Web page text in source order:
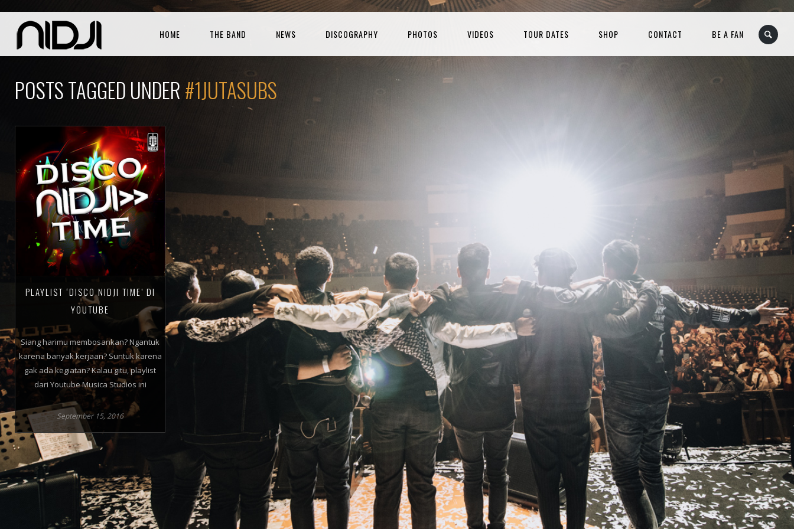
HOME THE BAND NEWS DISCOGRAPHY PHOTOS VIDEOS TOUR DATES SHOP CONTACT BE A FAN
POSTS TAGGED UNDER#1JUTASUBS
PLAYLIST ‘DISCO NIDJI TIME’ DI
YOUTUBE
Siang harimu membosankan? Ngantuk
karena banyak kerjaan? Suntuk karena
gak ada kegiatan? Kalau gitu, playlist
dari Youtube Musica Studios ini
September 15, 2016